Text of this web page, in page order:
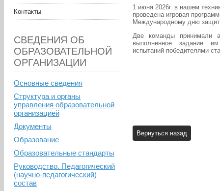
Контакты
СВЕДЕНИЯ ОБ
ОБРАЗОВАТЕЛЬНОЙ
ОРГАНИЗАЦИИ
Основные сведения
Структура и органы
управления образовательной
организацией
Документы
Образование
Образовательные стандарты
Руководство. Педагогический
(научно-педагогический)
состав
1 июня 2026г. в нашем
проведена игровая
Международному дню
Две команды принимали
выполненное задание
испытаний победителями